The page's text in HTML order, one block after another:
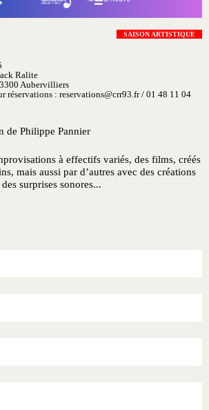
SAISON ARTISTIQUE
Ralite
Aubervilliers
réservations : reservations@crr93.fr / 01 48 11 04
de Philippe Pannier
à effectifs variés, des films, créés
mais aussi par d’autres avec des créations
surprises sonores...